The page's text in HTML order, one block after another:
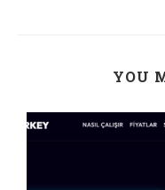
YOU